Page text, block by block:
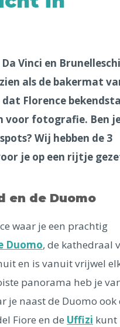
Dubai
Milaan
Venetië
Florence
Vinci en
als de bakermat
dat Florence
voor fotografie. Ben
Wij hebben de 3
je op een rijtje
en de Duomo
waar je een prachtig
Duomo, de kathedraal
en is vanuit vrijwel
panorama heb je
je naast de Duomo ook
Fiore en de Uffizi kunt